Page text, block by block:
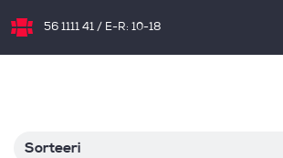
NB.ee
56 1111 41 / E-R: 10-18
Sorteeri